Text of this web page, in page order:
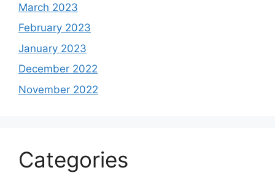
March 2023
February 2023
January 2023
December 2022
November 2022
Categories